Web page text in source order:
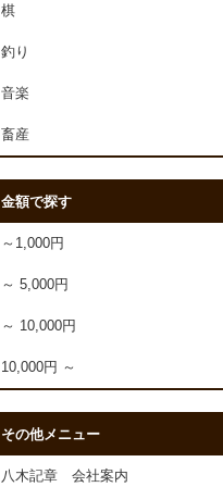
棋
釣り
音楽
畜産
金額で探す
～1,000円
～ 5,000円
～ 10,000円
10,000円 ～
その他メニュー
八木記章 会社案内